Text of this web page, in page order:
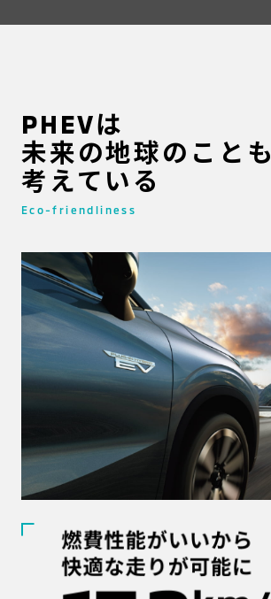
PHEVは
未来の地球のことも
考えている
Eco-friendliness